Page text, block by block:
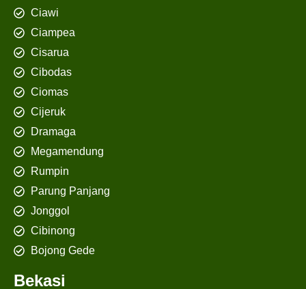
Ciawi
Ciampea
Cisarua
Cibodas
Ciomas
Cijeruk
Dramaga
Megamendung
Rumpin
Parung Panjang
Jonggol
Cibinong
Bojong Gede
Bekasi